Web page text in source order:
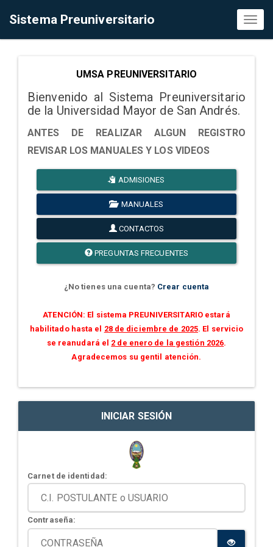
Sistema Preuniversitario
UMSA PREUNIVERSITARIO
Bienvenido al Sistema Preuniversitario
de la Universidad Mayor de San Andrés.
ANTES DE REALIZAR ALGUN REGISTRO
REVISAR LOS MANUALES Y LOS VIDEOS
ADMISIONES
MANUALES
CONTACTOS
PREGUNTAS FRECUENTES
¿No tienes una cuenta? Crear cuenta
ATENCIÓN: El sistema PREUNIVERSITARIO estará
habilitado hasta el 28 de diciembre de 2025. El servicio
se reanudará el 2 de enero de la gestión 2026.
Agradecemos su gentil atención.
INICIAR SESIÓN
Carnet de identidad:
Contraseña: